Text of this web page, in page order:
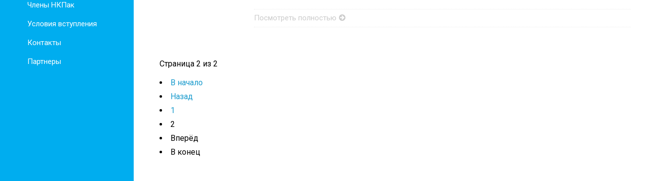
Члены НКПак
Условия вступления
Контакты
Партнеры
Посмотреть полностью
Страница 2 из 2
В начало
Назад
1
2
Вперёд
В конец